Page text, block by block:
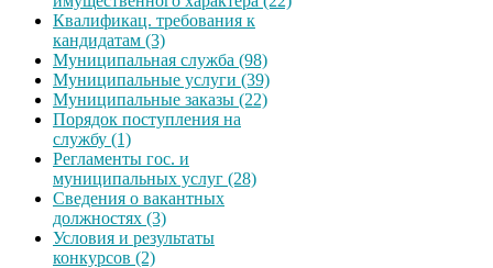
Квалификац. требования к
кандидатам (3)
Муниципальная служба (98)
Муниципальные услуги (39)
Муниципальные заказы (22)
Порядок поступления на
службу (1)
Регламенты гос. и
муниципальных услуг (28)
Сведения о вакантных
должностях (3)
Условия и результаты
конкурсов (2)